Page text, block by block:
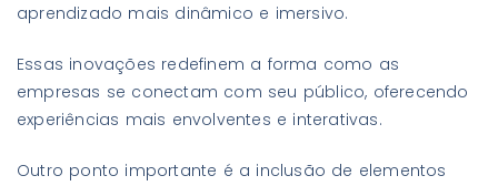
aprendizado mais dinâmico e imersivo.
Essas inovações redefinem a forma como as
empresas se conectam com seu público, oferecendo
experiências mais envolventes e interativas.
Outro ponto importante é a inclusão de elementos